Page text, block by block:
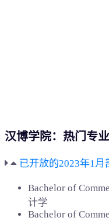
汉博学院：热门专业
已开放的2023年1月
Bachelor of
计学
Bachelor of